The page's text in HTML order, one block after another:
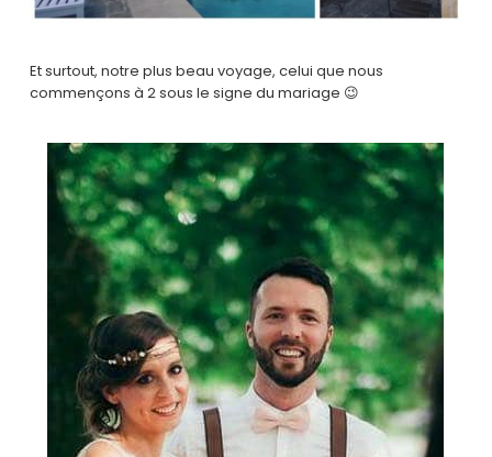
Et surtout, notre plus beau voyage, celui que nous
commençons à 2 sous le signe du mariage 😉